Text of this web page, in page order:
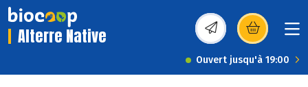
Alterre Native (s’ouvre dans une
Ouvert jusqu'à 19:00